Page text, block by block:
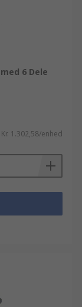
6 Dele
Kr. 1.302,58/enhed